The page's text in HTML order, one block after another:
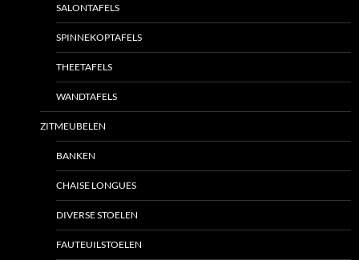
SALONTAFELS
SPINNEKOPTAFELS
THEETAFELS
WANDTAFELS
ZITMEUBELEN
BANKEN
CHAISE LONGUES
DIVERSE STOELEN
FAUTEUILSTOELEN